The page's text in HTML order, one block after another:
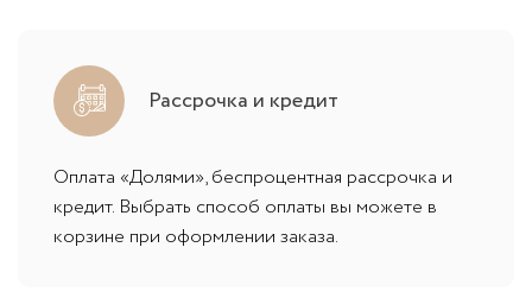
Рассрочка и кредит
Оплата «Долями», беспроцентная рассрочка и
кредит. Выбрать способ оплаты вы можете в
корзине при оформлении заказа.